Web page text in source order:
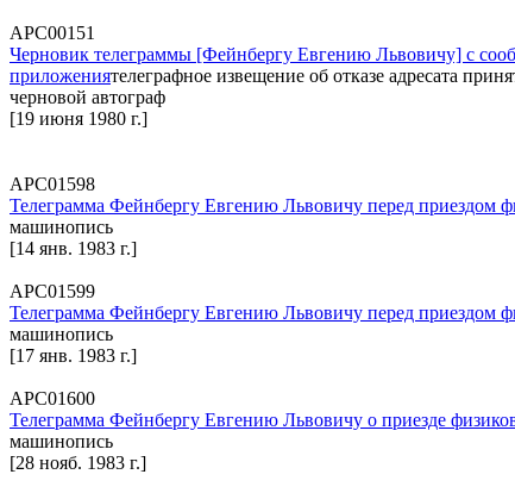
АРС00151
Черновик телеграммы [Фейнбергу Евгению Львовичу] с
приложениятелеграфное извещение об отказе адресата
черновой автограф
[19 июня 1980 г.]
АРС01598
Телеграмма Фейнбергу Евгению Львовичу перед приездом
машинопись
[14 янв. 1983 г.]
АРС01599
Телеграмма Фейнбергу Евгению Львовичу перед приездом
машинопись
[17 янв. 1983 г.]
АРС01600
Телеграмма Фейнбергу Евгению Львовичу о приезде
машинопись
[28 нояб. 1983 г.]